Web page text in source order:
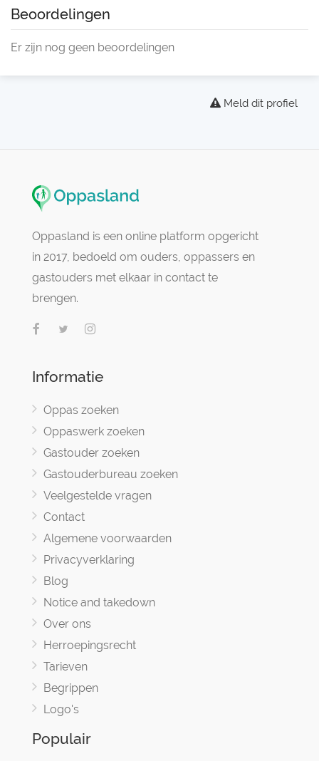
Beoordelingen
Er zijn nog geen beoordelingen
Meld dit profiel
Oppasland is een online platform opgericht
in 2017, bedoeld om ouders, oppassers en
gastouders met elkaar in contact te
brengen.
Informatie
Oppas zoeken
Oppaswerk zoeken
Gastouder zoeken
Gastouderbureau zoeken
Veelgestelde vragen
Contact
Algemene voorwaarden
Privacyverklaring
Blog
Notice and takedown
Over ons
Herroepingsrecht
Tarieven
Begrippen
Logo's
Populair